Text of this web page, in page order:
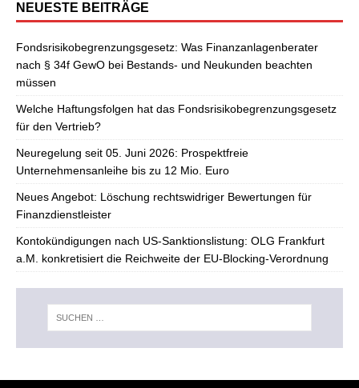
NEUESTE BEITRÄGE
Fondsrisikobegrenzungsgesetz: Was Finanzanlagenberater
nach § 34f GewO bei Bestands- und Neukunden beachten
müssen
Welche Haftungsfolgen hat das Fondsrisikobegrenzungsgesetz
für den Vertrieb?
Neuregelung seit 05. Juni 2026: Prospektfreie
Unternehmensanleihe bis zu 12 Mio. Euro
Neues Angebot: Löschung rechtswidriger Bewertungen für
Finanzdienstleister
Kontokündigungen nach US-Sanktionslistung: OLG Frankfurt
a.M. konkretisiert die Reichweite der EU-Blocking-Verordnung